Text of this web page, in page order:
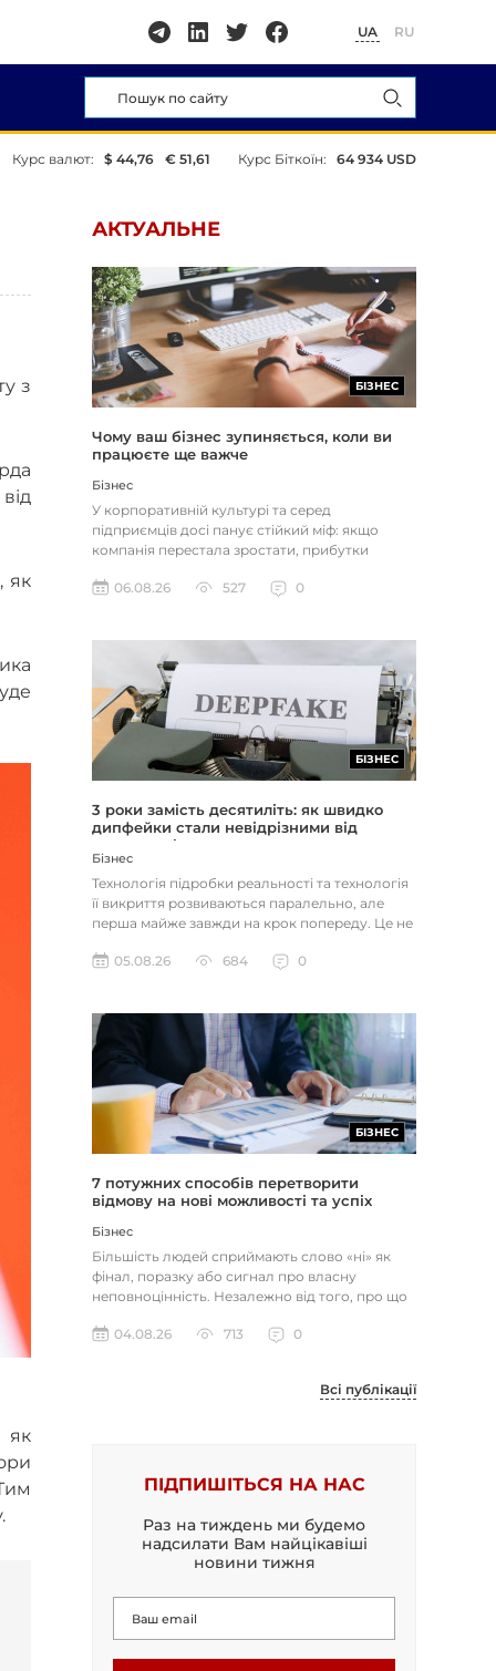
UA RU
Курс валют: $ 44,76 € 51,61 Курс Біткоїн: 64 934 USD
з
як
як
АКТУАЛЬНЕ
БІЗНЕС
Чому ваш бізнес зупиняється, коли ви
працюєте ще важче
Бізнес
У корпоративній культурі та серед
підприємців досі панує стійкий міф: якщо
компанія перестала зростати, прибутки
06.08.26
527 0
БІЗНЕС
3 роки замість десятиліть: як швидко
дипфейки стали невідрізними від
реальності
Бізнес
Технологія підробки реальності та технологія
її викриття розвиваються паралельно, але
перша майже завжди на крок попереду. Це не
05.08.26
684 0
БІЗНЕС
7 потужних способів перетворити
відмову на нові можливості та успіх
Бізнес
Більшість людей сприймають слово «ні» як
фінал, поразку або сигнал про власну
неповноцінність. Незалежно від того, про що
04.08.26
713 0
Всі публікації
ПІДПИШІТЬСЯ НА НАС
Раз на тиждень ми будемо
надсилати Вам найцікавіші
новини тижня